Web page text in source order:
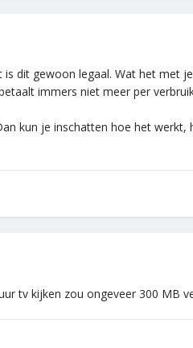
dit gewoon legaal. Wat het met
immers niet meer per
kun je inschatten hoe het
tv kijken zou ongeveer 300 MB